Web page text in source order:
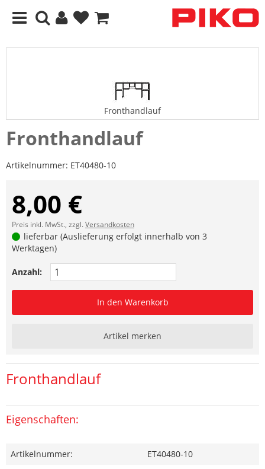
Fronthandlauf
Fronthandlauf
Artikelnummer: ET40480-10
8,00 €
Preis inkl. MwSt., zzgl.Versandkosten
lieferbar (Auslieferung erfolgt innerhalb von 3
Werktagen)
Anzahl:
In den Warenkorb
Artikel merken
Fronthandlauf
Eigenschaften:
Artikelnummer:
ET40480-10